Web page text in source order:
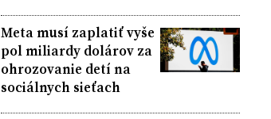
Meta musí zaplatiť vyše
pol miliardy dolárov za
ohrozovanie detí na
sociálnych sieťach